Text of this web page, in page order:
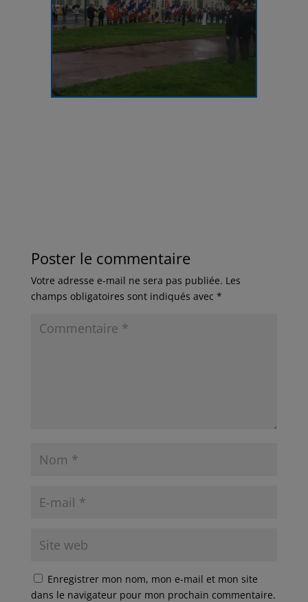
Poster le commentaire
Votre adresse e-mail ne sera pas publiée. Les
champs obligatoires sont indiqués avec *
Enregistrer mon nom, mon e-mail et mon site
dans le navigateur pour mon prochain commentaire.